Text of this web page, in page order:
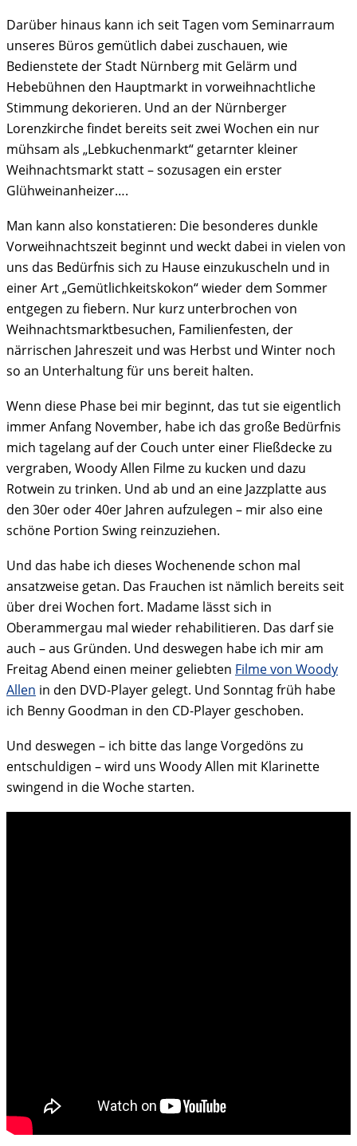
Darüber hinaus kann ich seit Tagen vom Seminarraum
unseres Büros gemütlich dabei zuschauen, wie
Bedienstete der Stadt Nürnberg mit Gelärm und
Hebebühnen den Hauptmarkt in vorweihnachtliche
Stimmung dekorieren. Und an der Nürnberger
Lorenzkirche findet bereits seit zwei Wochen ein nur
mühsam als „Lebkuchenmarkt“ getarnter kleiner
Weihnachtsmarkt statt – sozusagen ein erster
Glühweinanheizer….
Man kann also konstatieren: Die besonderes dunkle
Vorweihnachtszeit beginnt und weckt dabei in vielen von
uns das Bedürfnis sich zu Hause einzukuscheln und in
einer Art „Gemütlichkeitskokon“ wieder dem Sommer
entgegen zu fiebern. Nur kurz unterbrochen von
Weihnachtsmarktbesuchen, Familienfesten, der
närrischen Jahreszeit und was Herbst und Winter noch
so an Unterhaltung für uns bereit halten.
Wenn diese Phase bei mir beginnt, das tut sie eigentlich
immer Anfang November, habe ich das große Bedürfnis
mich tagelang auf der Couch unter einer Fließdecke zu
vergraben, Woody Allen Filme zu kucken und dazu
Rotwein zu trinken. Und ab und an eine Jazzplatte aus
den 30er oder 40er Jahren aufzulegen – mir also eine
schöne Portion Swing reinzuziehen.
Und das habe ich dieses Wochenende schon mal
ansatzweise getan. Das Frauchen ist nämlich bereits seit
über drei Wochen fort. Madame lässt sich in
Oberammergau mal wieder rehabilitieren. Das darf sie
auch – aus Gründen. Und deswegen habe ich mir am
Freitag Abend einen meiner geliebten Filme von Woody
Allen in den DVD-Player gelegt. Und Sonntag früh habe
ich Benny Goodman in den CD-Player geschoben.
Und deswegen – ich bitte das lange Vorgedöns zu
entschuldigen – wird uns Woody Allen mit Klarinette
swingend in die Woche starten.